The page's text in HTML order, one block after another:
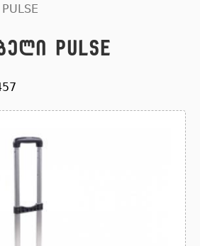
PULSE